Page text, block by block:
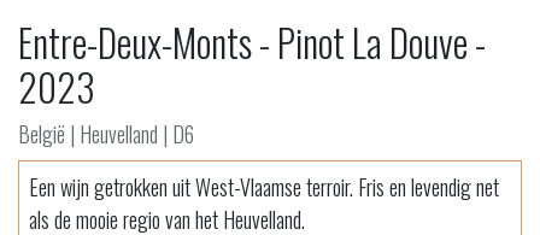
Entre-Deux-Monts - Pinot La Douve -
2023
België | Heuvelland | D6
Een wijn getrokken uit West-Vlaamse terroir. Fris en levendig net
als de mooie regio van het Heuvelland.